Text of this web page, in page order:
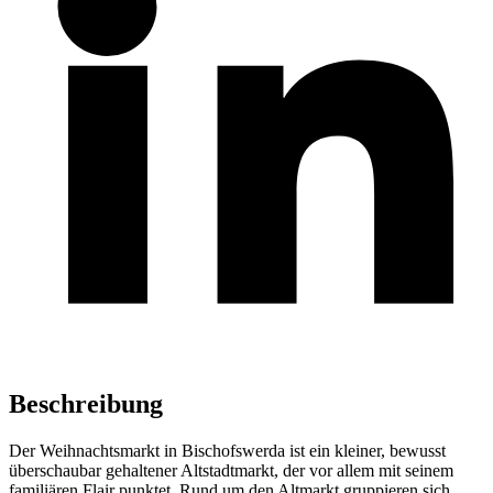
Beschreibung
Der Weihnachtsmarkt in Bischofswerda ist ein kleiner, bewusst
überschaubar gehaltener Altstadtmarkt, der vor allem mit seinem